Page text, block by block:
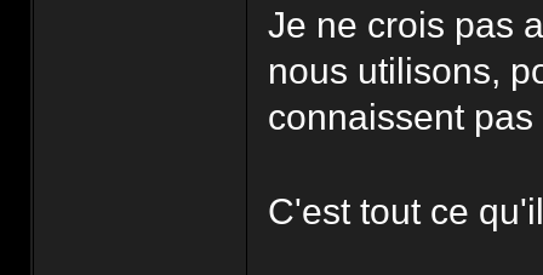
Je ne crois pas
nous utilisons,
connaissent pas
C'est tout ce